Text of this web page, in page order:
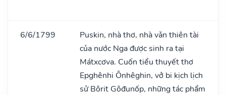
6/6/1799
Puskin, nhà thơ, nhà vǎn thiên tài
của nước Nga được sinh ra tại
Mátxcơva. Cuốn tiểu thuyết thơ
Epghênhi Ônhêghin, vở bi kịch lịch
sử Bôrit Gôđunốp, những tác phẩm